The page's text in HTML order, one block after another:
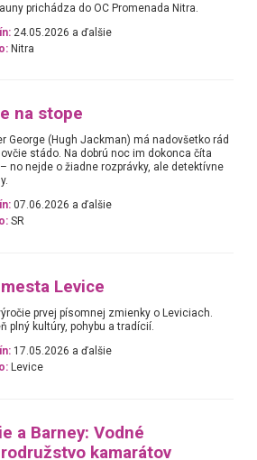
prichádza do OC Promenada Nitra.
24.05.2026 a ďalšie
Nitra
na stope
George (Hugh Jackman) má nadovšetko rád
stádo. Na dobrú noc im dokonca číta
no nejde o žiadne rozprávky, ale detektívne
07.06.2026 a ďalšie
SR
Levice
prvej písomnej zmienky o Leviciach.
plný kultúry, pohybu a tradícií.
17.05.2026 a ďalšie
Levice
a Barney: Vodné
kamarátov